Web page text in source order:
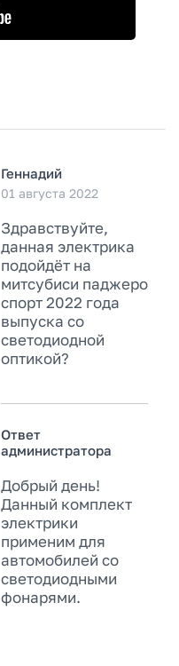
Геннадий
01 августа 2022
Здравствуйте,
данная электрика
подойдёт на
митсубиси паджеро
спорт 2022 года
выпуска со
светодиодной
оптикой?
Ответ
администратора
Добрый день!
Данный комплект
электрики
применим для
автомобилей со
светодиодными
фонарями.